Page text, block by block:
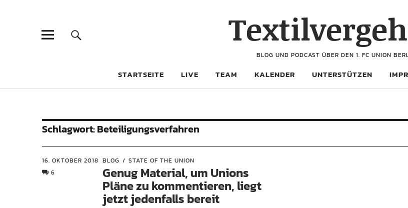
BLOG UND PODCAST ÜBER DEN 1. FC UNION
STARTSEITE LIVE TEAM KALENDER UNTERSTÜTZEN
Schlagwort:Beteiligungsverfahren
16. OKTOBER 2018
6
BLOG STATE OF THE UNION
Genug Material, um Unions
Pläne zu kommentieren, liegt
jetzt jedenfalls bereit